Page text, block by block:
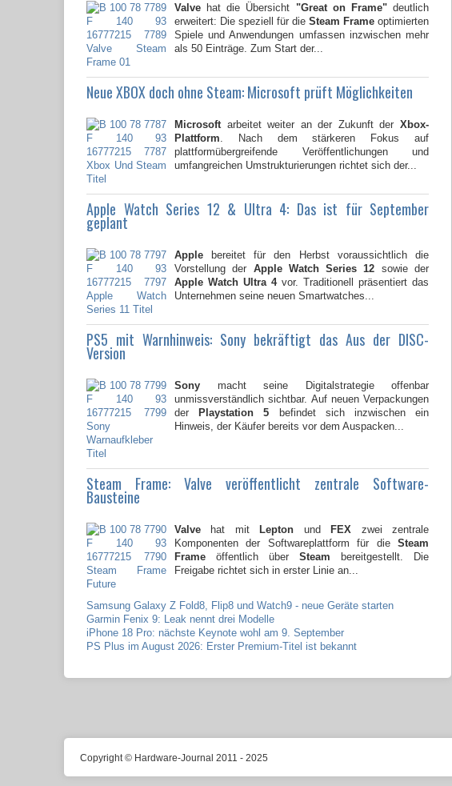
Valve hat die Übersicht "Great on Frame"deutlich
erweitert: Die speziell für die Steam Frame optimierten
Spiele und Anwendungen umfassen inzwischen mehr
als 50 Einträge. Zum Start der...
Neue XBOX doch ohne Steam: Microsoft prüft Möglichkeiten
Microsoft arbeitet weiter an der Zukunft der Xbox-
Plattform . Nach dem stärkeren Fokus auf
plattformübergreifende Veröffentlichungen und
umfangreichen Umstrukturierungen richtet sich der...
Apple Watch Series 12 & Ultra 4: Das ist für September
geplant
Apple bereitet für den Herbst voraussichtlich die
Vorstellung der Apple Watch Series 12 sowie der
Apple Watch Ultra 4vor. Traditionell präsentiert das
Unternehmen seine neuen Smartwatches...
PS5 mit Warnhinweis: Sony bekräftigt das Aus der DISC-
Version
Sony macht seine Digitalstrategie offenbar
unmissverständlich sichtbar. Auf neuen Verpackungen
derPlaystation 5 befindet sich inzwischen ein
Hinweis, der Käufer bereits vor dem Auspacken...
Steam Frame: Valve veröffentlicht zentrale Software-
Bausteine
Valve hat mitLepton undFEX zwei zentrale
Komponenten der Softwareplattform für die Steam
Frame öffentlich über Steam bereitgestellt. Die
Freigabe richtet sich in erster Linie an...
Samsung Galaxy Z Fold8, Flip8 und Watch9 - neue Geräte starten
Garmin Fenix 9: Leak nennt drei Modelle
iPhone 18 Pro: nächste Keynote wohl am 9. September
PS Plus im August 2026: Erster Premium-Titel ist bekannt
Copyright © Hardware-Journal 2011 - 2025